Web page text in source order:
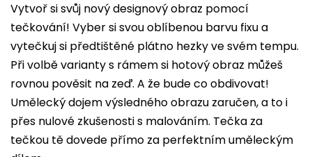
Vytvoř si svůj nový designový obraz pomocí
tečkování! Vyber si svou oblíbenou barvu fixu a
vytečkuj si předtištěné plátno hezky ve svém tempu.
Při volbě varianty s rámem si hotový obraz můžeš
rovnou pověsit na zeď. A že bude co obdivovat!
Umělecký dojem výsledného obrazu zaručen, a to i
přes nulové zkušenosti s malováním. Tečka za
tečkou tě dovede přímo za perfektním uměleckým
produktu
je
0,0
z
5
hvězdiček.